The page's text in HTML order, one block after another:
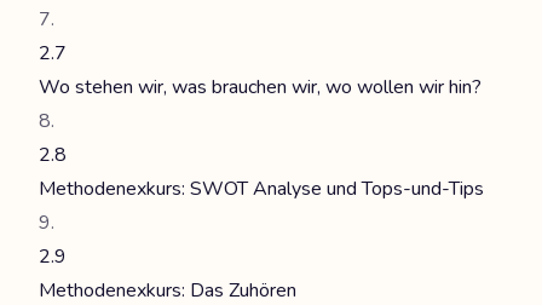
2.7
Wo stehen wir, was brauchen wir, wo wollen wir hin?
2.8
Methodenexkurs: SWOT Analyse und Tops-und-Tips
2.9
Methodenexkurs: Das Zuhören